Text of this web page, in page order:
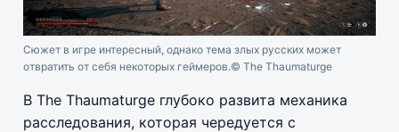
Сюжет в игре интересный, однако тема злых русских может
отвратить от себя некоторых геймеров.© The Thaumaturge
В The Thaumaturge глубоко развита механика
расследования, которая чередуется с